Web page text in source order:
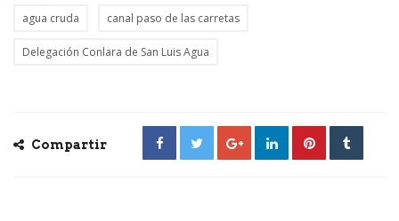
agua cruda canal paso de las carretas
Delegación Conlara de San Luis Agua
Compartir